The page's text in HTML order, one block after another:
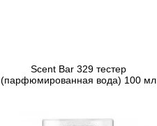
Scent Bar 329 тестер
(парфюмированная вода) 100 мл